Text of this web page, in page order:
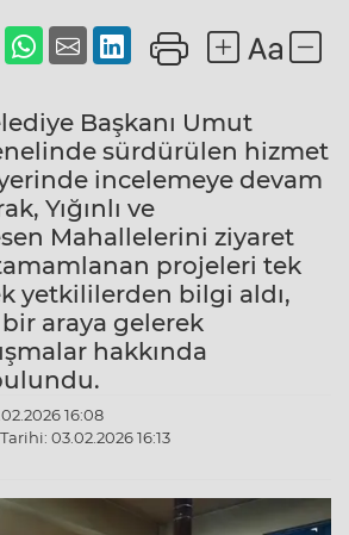
Başkanı Umut
sürdürülen hizmet
yerinde incelemeye devam
Yığınlı ve
Mahallelerini ziyaret
projeleri tek
yetkililerden bilgi aldı,
araya gelerek
hakkında
16:08
03.02.2026 16:13